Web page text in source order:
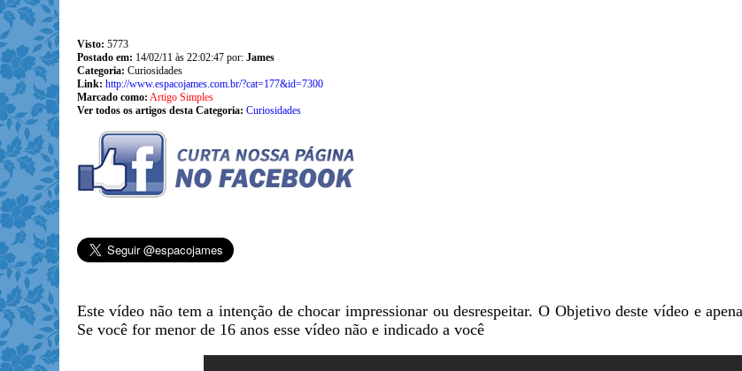
Visto: 5773
Postado em: 14/02/11 às 22:02:47 por: James
Categoria: Curiosidades
Link: http://www.espacojames.com.br/?cat=177&id=7300
Marcado como: Artigo Simples
Ver todos os artigos desta Categoria: Curiosidades
Este vídeo não tem a intenção de chocar impressionar ou desrespeitar. O Objetivo deste vídeo e
Se você for menor de 16 anos esse vídeo não e indicado a você